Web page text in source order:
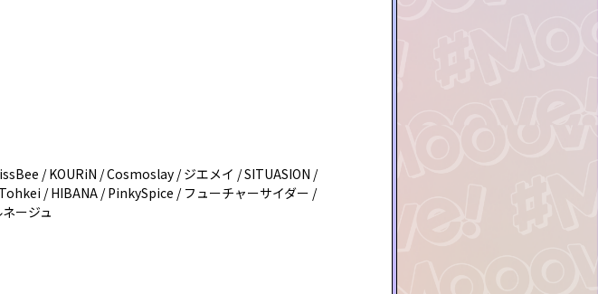
/ KOURiN / Cosmoslay / ジエメイ / SITUASION /
/ HIBANA / PinkySpice / フューチャーサイダー /
ージュ